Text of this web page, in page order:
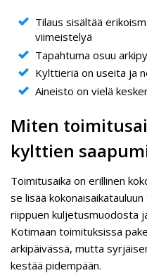
Tilaus sisältää
viimeistelyä
Tapahtuma osuu
Kylttieriä on useita ja
Aineisto on vielä
Miten
kylttien
Toimitusaika on erillinen
se lisää
riippuen kuljetusmuodosta
Kotimaan toimituksissa
arkipäivässä, mutta
kestää pidempään.